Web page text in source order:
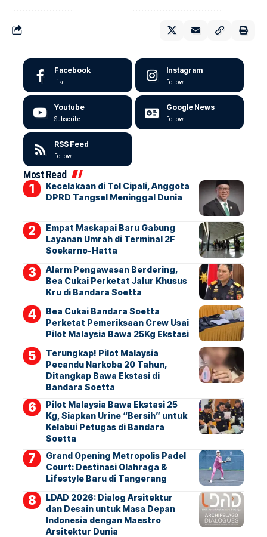
Facebook
Like
Instagram
Follow
Youtube
Subscribe
Google News
Follow
RSS Feed
Follow
Most Read
Kecelakaan di Tol Cipali, Anggota
DPRD Tangsel Meninggal Dunia
Empat Maskapai Baru Gabung
Layanan Umrah di Terminal 2F
Soekarno-Hatta
Alarm Pengawasan Berdering,
Bea Cukai Perketat Jalur Khusus
Kru di Bandara Soetta
Bea Cukai Bandara Soetta
Perketat Pemeriksaan Crew Usai
Pilot Malaysia Bawa 25Kg Ekstasi
Terungkap! Pilot Malaysia
Pecandu Narkoba 20 Tahun,
Ditangkap Bawa Ekstasi di
Bandara Soetta
Pilot Malaysia Bawa Ekstasi 25
Kg, Siapkan Urine “Bersih” untuk
Kelabui Petugas di Bandara
Soetta
Grand Opening Metropolis Padel
Court: Destinasi Olahraga &
Lifestyle Baru di Tangerang
LDAD 2026: Dialog Arsitektur
dan Desain untuk Masa Depan
Indonesia dengan Maestro
Arsitektur Dunia